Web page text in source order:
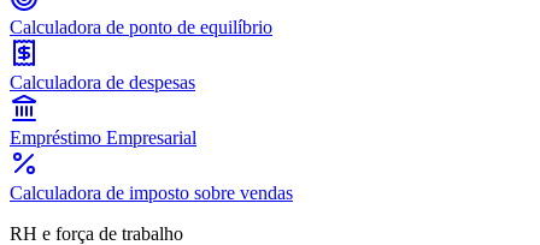
Calculadora de ponto de equilíbrio
Calculadora de despesas
Empréstimo Empresarial
Calculadora de imposto sobre vendas
RH e força de trabalho